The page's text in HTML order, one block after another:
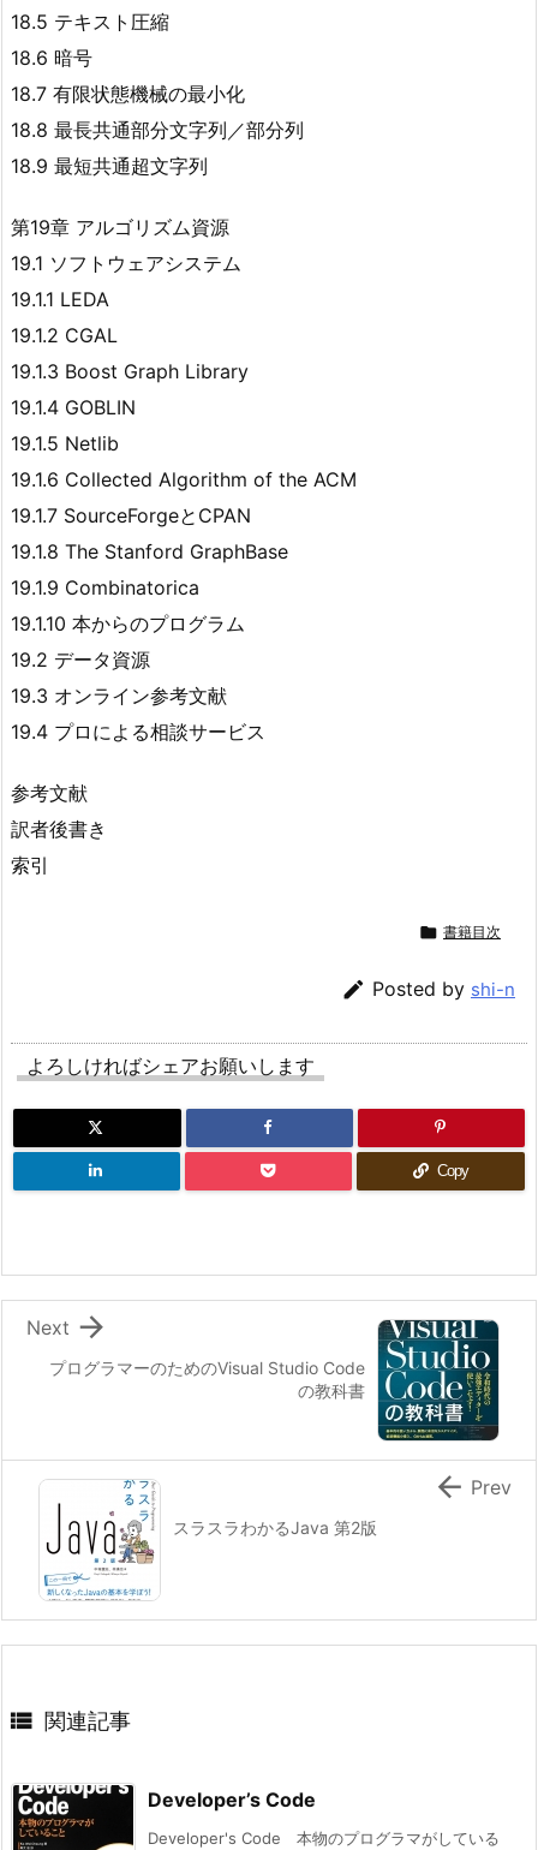
18.5 テキスト圧縮
18.6 暗号
18.7 有限状態機械の最小化
18.8 最長共通部分文字列／部分列
18.9 最短共通超文字列
第19章 アルゴリズム資源
19.1 ソフトウェアシステム
19.1.1 LEDA
19.1.2 CGAL
19.1.3 Boost Graph Library
19.1.4 GOBLIN
19.1.5 Netlib
19.1.6 Collected Algorithm of the ACM
19.1.7 SourceForgeとCPAN
19.1.8 The Stanford GraphBase
19.1.9 Combinatorica
19.1.10 本からのプログラム
19.2 データ資源
19.3 オンライン参考文献
19.4 プロによる相談サービス
参考文献
訳者後書き
索引
 書籍目次
 Posted by shi-n
よろしければシェアお願いします
Copy
プログラマーのためのVisual Studio Code
の教科書

Next
スラスラわかるJava 第2版
 Prev
 関連記事
Developer’s Code
Developer's Code 本物のプログラマがしている